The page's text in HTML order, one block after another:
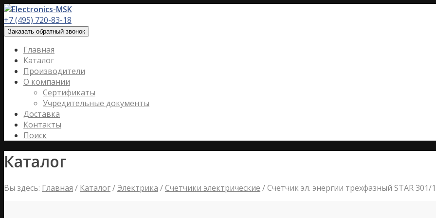
+7 (495) 720-83-18
Заказать обратный звонок
Главная
Каталог
Производители
О компании
Сертификаты
Учредительные документы
Доставка
Контакты
Поиск
Каталог
Вы здесь: Главная / Каталог/ Электрика /Счетчики электрические /Счетчик эл. энергии трехфазный STAR 301/